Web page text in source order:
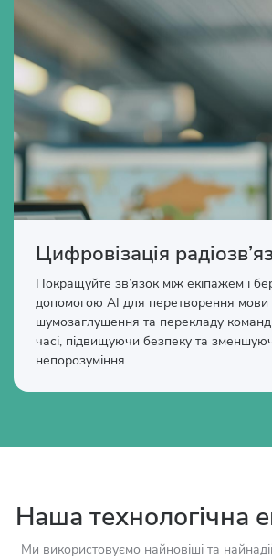
Цифровізація
Покращуйте зв’язок між екіпажем і
допомогою AI для перетворення мови
шумозаглушення та перекладу
часі, підвищуючи безпеку та
непорозуміння.
Наша технологічна
Ми використовуємо найновіші та